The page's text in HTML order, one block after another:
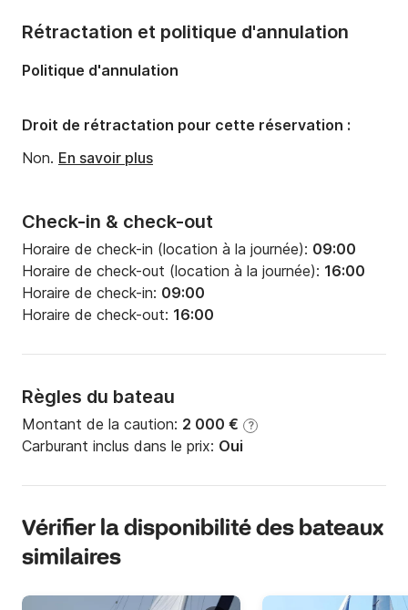
Nombre de salles de bains:
Tirant d'eau:1.9m
Puissance moteur:55cv
Check-in & check-out
Horaire de check-in (location à la journée): 09:00
Horaire de check-out (location à la journée): 16:00
Horaire de check-in: 09:00
Horaire de check-out: 16:00
Règles du bateau
Montant de la caution: 2 000 € ?
Carburant inclus dans le prix: Oui
Rétractation et politique d'annulation
Politique d'annulation
Droit de rétractation pour cette réservation :
Non. En savoir plus
Vérifier la disponibilité des bateaux
similaires